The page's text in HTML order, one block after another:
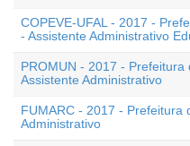
COPEVE-UFAL - 2017 -
- Assistente Administrativo
PROMUN - 2017 -
Assistente Administrativo
FUMARC - 2017 - Prefeitura
Administrativo